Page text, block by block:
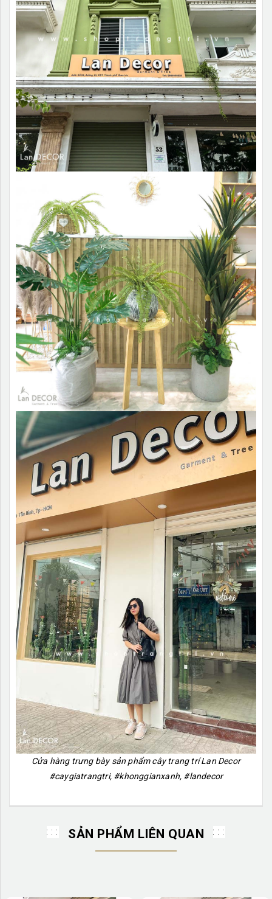
Cửa hàng trưng bày sản phẩm cây trang trí Lan Decor
#caygiatrangtri, #khonggianxanh, #landecor
SẢN PHẨM LIÊN QUAN